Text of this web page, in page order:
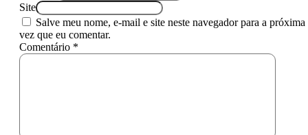
Site
Salve meu nome, e-mail e site neste navegador para a próxima
vez que eu comentar.
Comentário *